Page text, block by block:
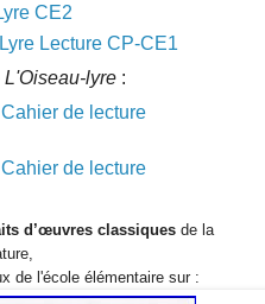
CE2
Lecture CP-CE1
L'Oiseau-lyre :
de lecture
de lecture
d’œuvres classiquesde la
de l'école élémentaire sur :